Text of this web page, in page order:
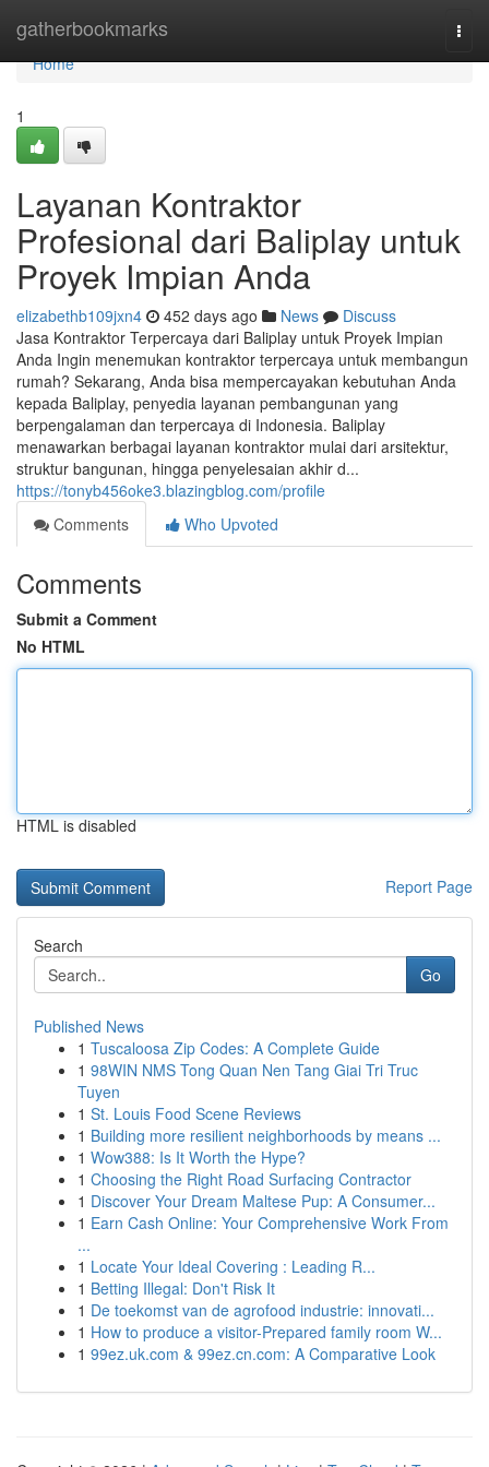
gatherbookmarks
Home
Home
1
Layanan Kontraktor
Profesional dari Baliplay untuk
Proyek Impian Anda
elizabethb109jxn4 452 days ago News
Discuss
Jasa Kontraktor Terpercaya dari Baliplay untuk Proyek Impian
Anda Ingin menemukan kontraktor terpercaya untuk membangun
rumah? Sekarang, Anda bisa mempercayakan kebutuhan Anda
kepada Baliplay, penyedia layanan pembangunan yang
berpengalaman dan terpercaya di Indonesia. Baliplay
menawarkan berbagai layanan kontraktor mulai dari arsitektur,
struktur bangunan, hingga penyelesaian akhir d...
https://tonyb456oke3.blazingblog.com/profile
Comments
Who Upvoted
Comments
Submit a Comment
No HTML
HTML is disabled
Report Page
Search
Go
Published News
1 Tuscaloosa Zip Codes: A Complete Guide
1 98WIN NMS Tong Quan Nen Tang Giai Tri Truc
Tuyen
1 St. Louis Food Scene Reviews
1 Building more resilient neighborhoods by means ...
1 Wow388: Is It Worth the Hype?
1 Choosing the Right Road Surfacing Contractor
1 Discover Your Dream Maltese Pup: A Consumer...
1 Earn Cash Online: Your Comprehensive Work From
...
1 Locate Your Ideal Covering : Leading R...
1 Betting Illegal: Don't Risk It
1 De toekomst van de agrofood industrie: innovati...
1 How to produce a visitor-Prepared family room W...
1 99ez.uk.com & 99ez.cn.com: A Comparative Look